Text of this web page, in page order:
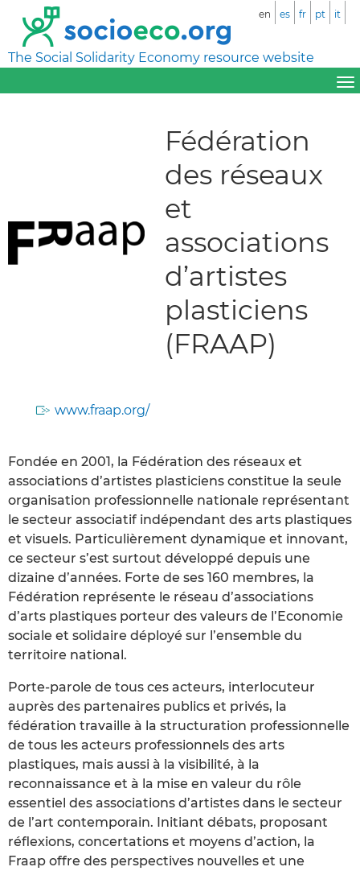
The Social Solidarity Economy resource website
en es fr pt it
Fédération
des réseaux
et
associations
d’artistes
plasticiens
(FRAAP)
www.fraap.org/
Fondée en 2001, la Fédération des réseaux et
associations d’artistes plasticiens constitue la seule
organisation professionnelle nationale représentant
le secteur associatif indépendant des arts plastiques
et visuels. Particulièrement dynamique et innovant,
ce secteur s’est surtout développé depuis une
dizaine d’années. Forte de ses 160 membres, la
Fédération représente le réseau d’associations
d’arts plastiques porteur des valeurs de l’Economie
sociale et solidaire déployé sur l’ensemble du
territoire national.
Porte-parole de tous ces acteurs, interlocuteur
auprès des partenaires publics et privés, la
fédération travaille à la structuration professionnelle
de tous les acteurs professionnels des arts
plastiques, mais aussi à la visibilité, à la
reconnaissance et à la mise en valeur du rôle
essentiel des associations d’artistes dans le secteur
de l’art contemporain. Initiant débats, proposant
réflexions, concertations et moyens d’action, la
Fraap offre des perspectives nouvelles et une